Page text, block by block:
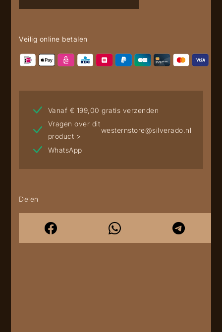
Veilig online betalen
Vanaf € 199,00 gratis verzenden
Vragen over dit
product >
westernstore@silverado.nl
WhatsApp
Delen